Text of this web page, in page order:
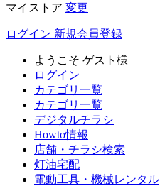
マイストア 変更
ログイン 新規会員登録
ようこそ ゲスト様
ログイン
カテゴリ一覧
カテゴリ一覧
デジタルチラシ
Howto情報
店舗・チラシ検索
灯油宅配
電動工具・機械レンタル